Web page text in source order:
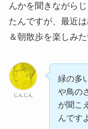
んかを聞きながら
たんですが、最近
＆朝散歩を楽しみ
じんじん
緑の多
や鳥の
が聞こ
んです